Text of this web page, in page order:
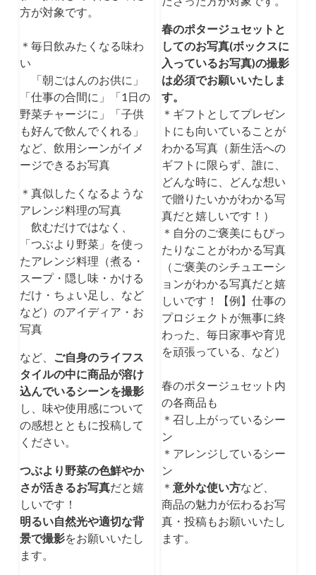
方が対象です。
＊毎日飲みたくなる味わ
い
「朝ごはんのお供に」
「仕事の合間に」「1日の
野菜チャージに」「子供
も好んで飲んでくれる」
など、飲用シーンがイメ
ージできるお写真
＊真似したくなるような
アレンジ料理の写真
飲むだけではなく、
「つぶより野菜」を使っ
たアレンジ料理（煮る・
スープ・隠し味・かける
だけ・ちょい足し、など
など）のアイディア・お
写真
など、
ご自身のライフス
タイルの中に商品が溶け
込んでいるシーンを撮影
し、味や使用感について
の感想とともに投稿して
ください。
つぶより野菜の色鮮やか
さが活きるお写真だと嬉
しいです！
明るい自然光や適切な背
景で撮影をお願いいたし
ます。
春のポタージュセットと
してのお写真(ボックスに
入っているお写真)の撮影
は必須でお願いいたしま
す。
＊ギフトとしてプレゼン
トにも向いていることが
わかる写真 （新生活への
ギフトに限らず、誰に、
どんな時に、どんな想い
で贈りたいかがわかる写
真だと嬉しいです！）
＊自分のご褒美にもぴっ
たりなことがわかる写真
（ご褒美のシチュエーシ
ョンがわかる写真だと嬉
しいです！【例】仕事の
プロジェクトが無事に終
わった、毎日家事や育児
を頑張っている、など）
春のポタージュセット内
の各商品も
＊召し上がっているシー
ン
＊アレンジしているシー
ン
＊意外な使い方など、
商品の魅力が伝わるお写
真・投稿もお願いいたし
ます。